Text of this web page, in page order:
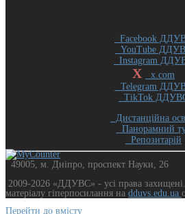
Facebook
YouTube
Instagram
X
x.com
Telegram
TikTok
Дистанційна
Панорамний
Репозитарій
49005, м. Дніпро, проспект Науки, 26
2009-2026 «ДДУВС» - усi права
матеріалу гіперпосилання на dduvs.edu.ua
Перейти до вмісту